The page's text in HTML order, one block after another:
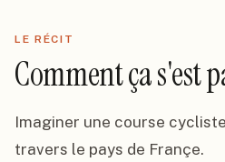
LE RÉCIT
Comment ça s'est
Imaginer une course
travers le pays de Françe.